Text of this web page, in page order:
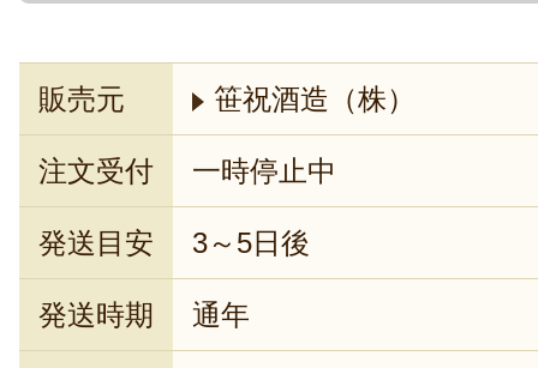
販売元 笹祝酒造（株）
注文受付 一時停止中
発送目安 3～5日後
発送時期 通年